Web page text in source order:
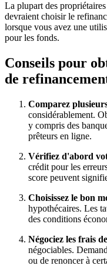
La plupart des
devraient choisir le
lorsque vous avez une
pour les fonds.
Conseils pour
de
Comparez
considérablement.
y compris des
prêteurs en ligne.
Vérifiez d'abord
crédit pour les
score peuvent
Choisissez le bon
hypothécaires. Les
des conditions
Négociez les frais
négociables.
ou de renoncer à